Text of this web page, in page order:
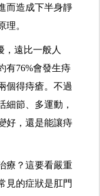
而造成下半身靜
理。
，遠比一般人
有76%會發生痔
個得痔瘡。不過
細節、多運動，
好，還是能讓痔
療？這要看嚴重
見的症狀是肛門